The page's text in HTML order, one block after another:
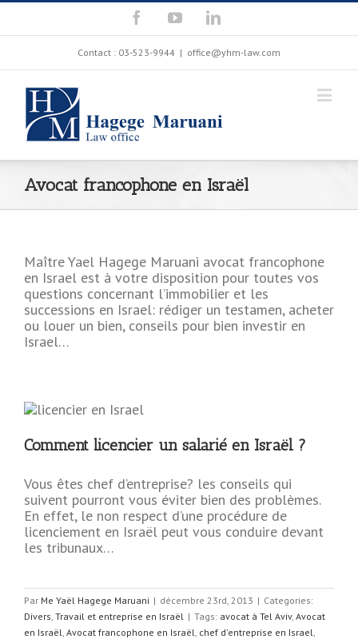
Contact : 03-523-9944 | office@yhm-law.com
Avocat francophone en Israël
Maître Yael Hagege Maruani avocat francophone
en Israel est à votre disposition pour toutes vos
questions concernant l’immobilier et les
successions en Israel: rédiger un testamen, acheter
ou louer un bien, conseils pour bien investir en
Israel…
Comment licencier un salarié en Israël ?
Vous êtes chef d’entreprise? les conseils qui
suivent pourront vous éviter bien des problèmes.
En effet, le non respect d’une procédure de
licenciement en Israël peut vous conduire devant
les tribunaux…
Par Me Yaël Hagege Maruani | décembre 23rd, 2013 | Categories:
Divers, Travail et entreprise en Israël | Tags: avocat à Tel Aviv, Avocat
en Israël, Avocat francophone en Israël, chef d'entreprise en Israel,